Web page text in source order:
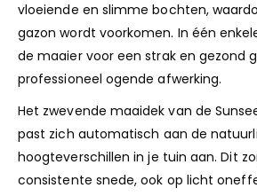
vloeiende en slimme bochten,
gazon wordt voorkomen. In één
de maaier voor een strak en gezond
professioneel ogende afwerking.
Het zwevende maaidek van de
past zich automatisch aan de
hoogteverschillen in je tuin aan. Dit
consistente snede, ook op licht